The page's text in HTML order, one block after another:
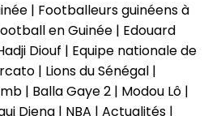
| Footballeurs guinéens à
en Guinée | Edouard
Diouf | Equipe nationale de
| Lions du Sénégal |
| Balla Gaye 2 | Modou Lô |
Dieng | NBA | Actualités |